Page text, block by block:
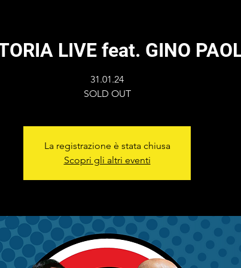
LIVE feat. GINO
31.01.24
SOLD OUT
La registrazione è stata chiusa
Scopri gli altri eventi